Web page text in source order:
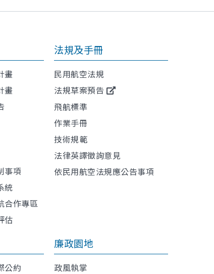
畫
畫
事項
統
合作專區
估
法規及手冊
民用航空法規
法規草案預告
飛航標準
作業手冊
技術規範
法律英譯徵詢意見
依民用航空法規應公告事項
公約
廉政園地
政風執掌